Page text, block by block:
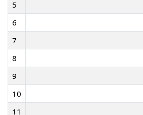
5
6
7
8
9
10
11